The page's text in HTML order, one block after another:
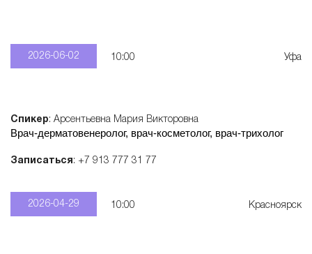
2026-06-02 10:00 Уфа
Спикер: Арсентьевна Мария Викторовна
Врач-дерматовенеролог, врач-косметолог, врач-трихолог
Записаться: +7 913 777 31 77
2026-04-29 10:00 Красноярск